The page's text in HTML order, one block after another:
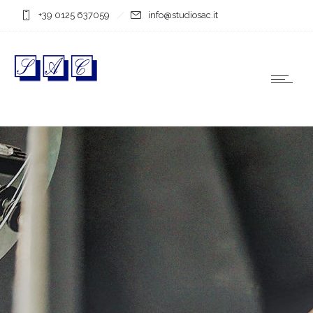
+39 0125 637059 info@studiosac.it